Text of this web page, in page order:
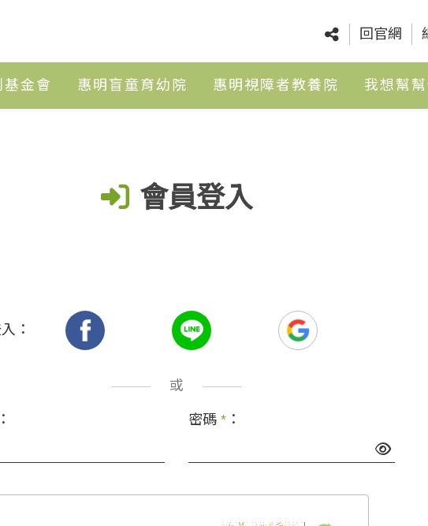
回官網
金會 惠明盲童育幼院 惠明視障者教養院 我想幫
會員登入
：
或
密碼 * ：